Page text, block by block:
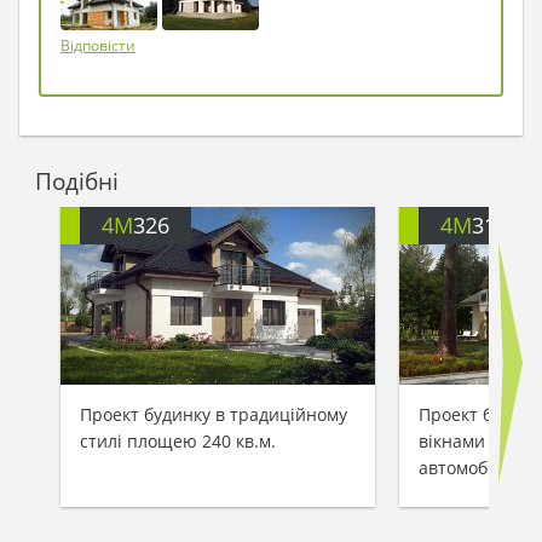
Відповісти
Подібні
4M326
Проект будинку в традиційному
стилі площею 240 кв.м.
4M310
Проект
вікнами і
автомобілів